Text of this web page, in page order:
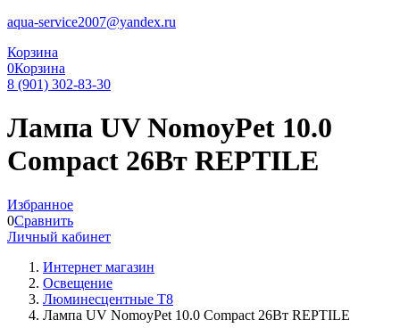
aqua-service2007@yandex.ru
Корзина
0Корзина
8 (901) 302-83-30
Лампа UV NomoyPet 10.0
Compact 26Вт REPTILE
Избранное
0Сравнить
Личный кабинет
Интернет магазин
Освещение
Люминесцентные Т8
Лампа UV NomoyPet 10.0 Compact 26Вт REPTILE